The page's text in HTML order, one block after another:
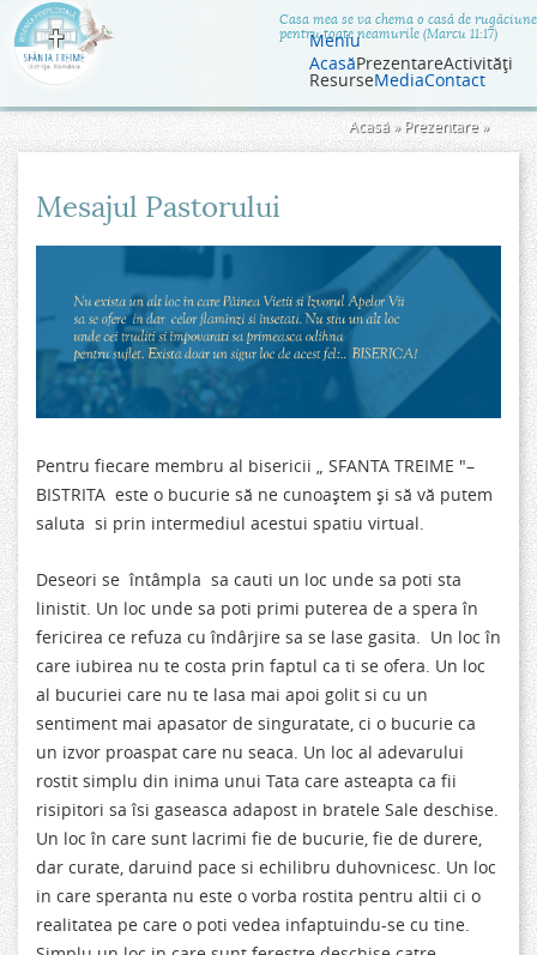
Jump to navigationCasa mea se va chema o casă de rugăciune
pentru toate neamurile (Marcu 11:17)
Meniu
AcasăPrezentareActivităţi
ResurseMediaContact
Eşti
aici
Acasă » Prezentare»
Mesajul Pastorului
Pentru fiecare membru al bisericii „ SFANTA TREIME "–
BISTRITA este o bucurie să ne cunoaştem şi să vă putem
saluta si prin intermediul acestui spatiu virtual.
Deseori se întâmpla sa cauti un loc unde sa poti sta
linistit. Un loc unde sa poti primi puterea de a spera în
fericirea ce refuza cu îndârjire sa se lase gasita. Un loc în
care iubirea nu te costa prin faptul ca ti se ofera. Un loc
al bucuriei care nu te lasa mai apoi golit si cu un
sentiment mai apasator de singuratate, ci o bucurie ca
un izvor proaspat care nu seaca. Un loc al adevarului
rostit simplu din inima unui Tata care asteapta ca fii
risipitori sa îsi gaseasca adapost in bratele Sale deschise.
Un loc în care sunt lacrimi fie de bucurie, fie de durere,
dar curate, daruind pace si echilibru duhovnicesc. Un loc
in care speranta nu este o vorba rostita pentru altii ci o
realitatea pe care o poti vedea infaptuindu-se cu tine.